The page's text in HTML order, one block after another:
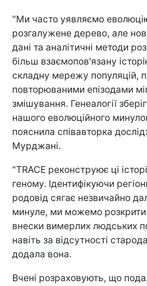
"Ми часто уявляємо
розгалужене дерево, але
дані та аналітичні методи
більш взаємопов'язану
складну мережу популяцій,
повторюваними епізодами
змішування. Генеалогії
нашого еволюційного
пояснила співавторка
Мурджані.
"TRACE реконструює ці
геному. Ідентифікуючи
родовід сягає незвичайно
минуле, ми можемо розкрити
внески вимерлих людських
навіть за відсутності
додала вона.
Вчені розраховують, що